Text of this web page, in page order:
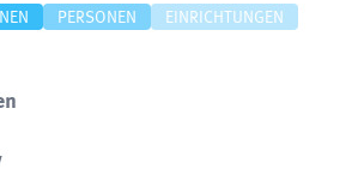
PERSONEN EINRICHTUNGEN